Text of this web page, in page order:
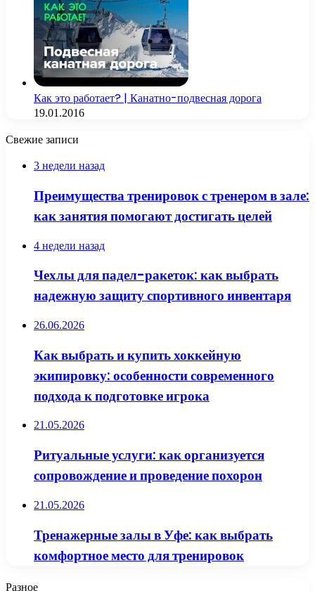
Как это работает? | Канатно-подвесная дорога
19.01.2016
Свежие записи
3 недели назад
Преимущества тренировок с тренером в зале:
как занятия помогают достигать целей
4 недели назад
Чехлы для падел-ракеток: как выбрать
надежную защиту спортивного инвентаря
26.06.2026
Как выбрать и купить хоккейную
экипировку: особенности современного
подхода к подготовке игрока
21.05.2026
Ритуальные услуги: как организуется
сопровождение и проведение похорон
21.05.2026
Тренажерные залы в Уфе: как выбрать
комфортное место для тренировок
Разное